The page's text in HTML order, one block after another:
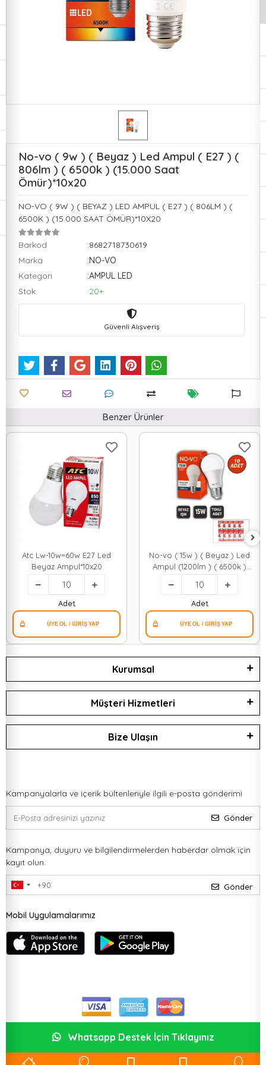
No-vo ( 9w ) ( Beyaz ) Led Ampul ( E27 ) (
806lm ) ( 6500k ) (15.000 Saat
Ömür)*10x20
NO-VO ( 9W ) ( BEYAZ ) LED AMPUL ( E27 ) ( 806LM ) (
6500K ) (15.000 SAAT ÖMÜR)*10X20
Barkod
:8682718730619
Marka
:NO-VO
Kategori
:AMPUL LED
Stok
:20+
Güvenli Alışveriş
Benzer Ürünler
Atc Lw-10w=60w E27 Led
Beyaz Ampul*10x20
Adet
No-vo ( 15w ) ( Beyaz ) Led
Ampul (1200lm ) ( 6500k )
(15.000 Saat Ömür)*10x20
Adet
Kurumsal
Müşteri Hizmetleri
Bize Ulaşın
Kampanyalarla ve içerik bültenleriyle ilgili e-posta gönderimi
Gönder
Kampanya, duyuru ve bilgilendirmelerden haberdar olmak için
kayıt olun.
Gönder
Mobil Uygulamalarımız
Whatsapp Destek İçin Tıklayınız